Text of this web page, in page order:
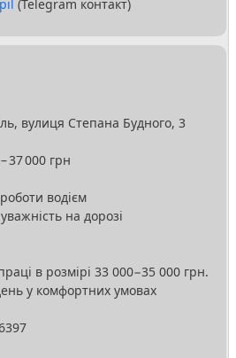
(Telegram контакт)
вулиця Степана Будного, 3
37 000 грн
водієм
на дорозі
в розмірі 33 000−35 000 грн.
у комфортних умовах